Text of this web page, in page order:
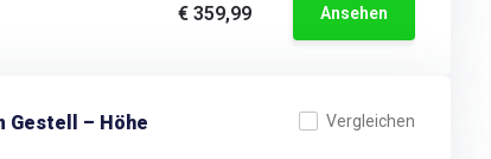
€ 359,99 Ansehen
Gestell – Höhe
Vergleichen